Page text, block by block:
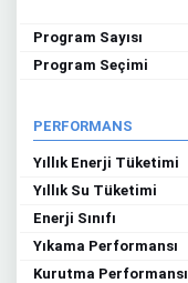
Program Sayısı
Program Seçimi
PERFORMANS
Yıllık Enerji Tüketimi
Yıllık Su Tüketimi
Enerji Sınıfı
Yıkama Performansı
Kurutma Performansı